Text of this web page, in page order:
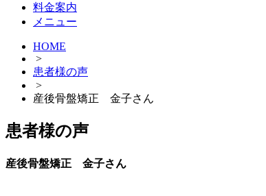
料金案内
メニュー
HOME
>
患者様の声
>
産後骨盤矯正 金子さん
患者様の声
産後骨盤矯正 金子さん